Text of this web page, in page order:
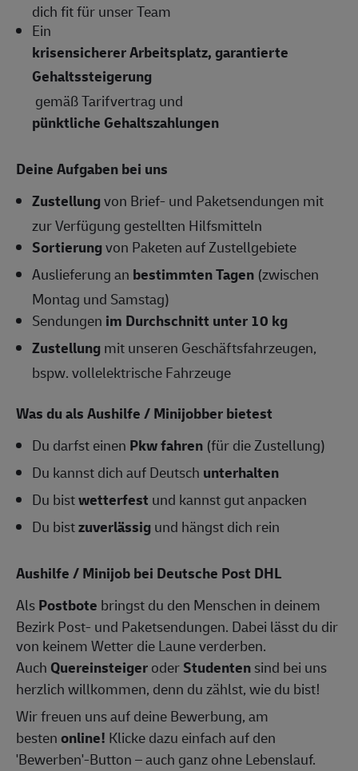
dich fit für unser Team
Ein
krisensicherer Arbeitsplatz, garantierte
Gehaltssteigerung
gemäß Tarifvertrag und
pünktliche Gehaltszahlungen
Deine Aufgaben bei uns
Zustellungvon Brief- und Paketsendungen mit
zur Verfügung gestellten Hilfsmitteln
Sortierungvon Paketen auf Zustellgebiete
Auslieferung an bestimmten Tagen (zwischen
Montag und Samstag)
Sendungen im Durchschnitt unter 10 kg
Zustellungmit unseren Geschäftsfahrzeugen,
bspw. vollelektrische Fahrzeuge
Was du als Aushilfe / Minijobber bietest
Du darfst einen Pkw fahren (für die Zustellung)
Du kannst dich auf Deutsch unterhalten
Du bistwetterfest und kannst gut anpacken
Du bistzuverlässigund hängst dich rein
Aushilfe / Minijob bei Deutsche Post DHL
AlsPostbote bringst du den Menschen in deinem
Bezirk Post- und Paketsendungen. Dabei lässt du dir
von keinem Wetter die Laune verderben.
Auch QuereinsteigeroderStudentensind bei uns
herzlich willkommen, denn du zählst, wie du bist!
Wir freuen uns auf deine Bewerbung, am
bestenonline! Klicke dazu einfach auf den
'Bewerben'-Button – auch ganz ohne Lebenslauf.